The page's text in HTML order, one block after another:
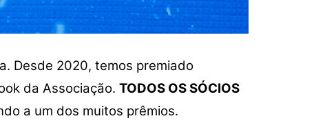
Desde 2020, temos premiado
da Associação. TODOS OS SÓCIOS
a um dos muitos prêmios.